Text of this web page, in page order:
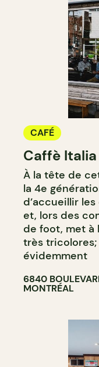
CAFÉ
Caffè Italia
À la tête de
la 4e
d’accueillir
et, lors des
de foot, met à
très
évidemment
6840
MONTRÉAL